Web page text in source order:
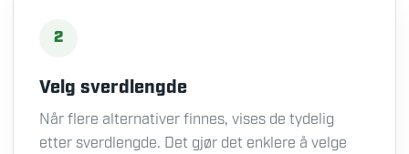
2
Velg sverdlengde
Når flere alternativer finnes, vises de tydelig
etter sverdlengde. Det gjør det enklere å velge